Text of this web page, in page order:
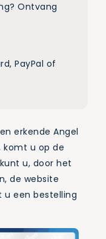
Ontvang
PayPal of
erkende Angel
komt u op de
u, door het
de website
u een bestelling